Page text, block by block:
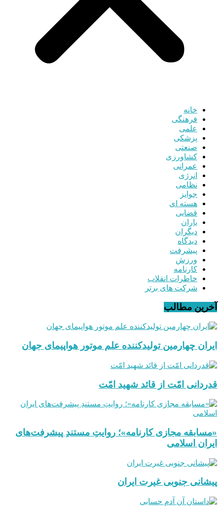
خانه
فرهنگی
علمی
پزشکی
صنعتی
کشاورزی
عمرانی
انرژی
نظامی
جوایز
هسته ای
قضایی
یاران
دیگران
دیدگاه
پیشرفت
ورزش
کارنامه
خاطرات انقلاب
شرکت های برتر
آخرین مطالب
ایران چهارمین تولیدکننده علم موتور هواپیمای جهان
قدردانی امّت از قائد شهید امّت
«مسابقه مجازی کارنامه»؛ روایتِ مستندِ پیشرفت‌های
ایران اسلامی
پیشانی جنوبی غیرت ایران